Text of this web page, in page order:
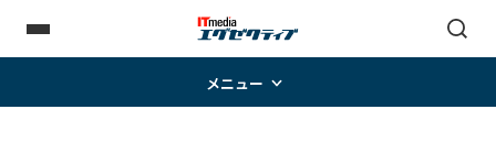
メニュー